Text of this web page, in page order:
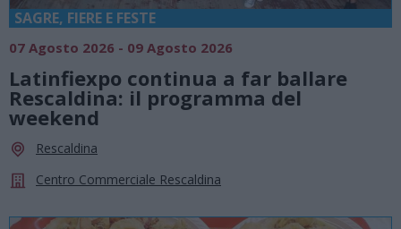
SAGRE, FIERE E FESTE
07 Agosto 2026 - 09 Agosto 2026
Latinfiexpo continua a far ballare
Rescaldina: il programma del
weekend
Rescaldina
Centro Commerciale Rescaldina